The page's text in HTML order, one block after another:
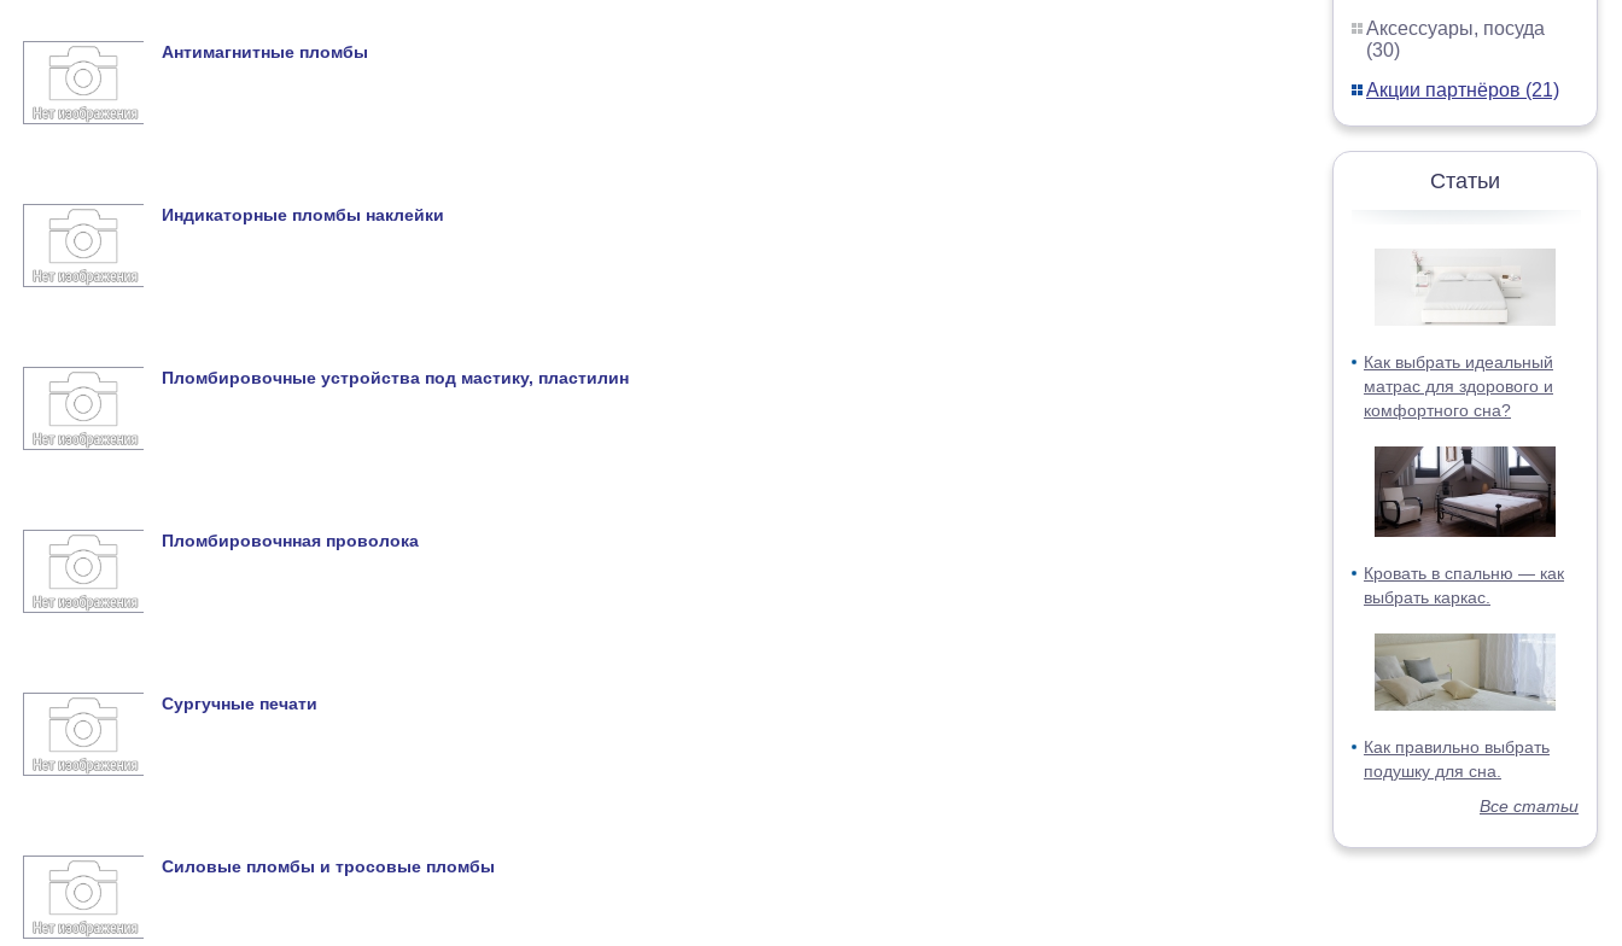
Аксессуары, посуда
(30)
Акции партнёров (21)
Статьи
Как выбрать идеальный
матрас для здорового и
комфортного сна?
Кровать в спальню — как
выбрать каркас.
Как правильно выбрать
подушку для сна.
Все статьи
Антимагнитные пломбы
Индикаторные пломбы наклейки
Пломбировочные устройства под мастику, пластилин
Пломбировочнная проволока
Сургучные печати
Силовые пломбы и тросовые пломбы